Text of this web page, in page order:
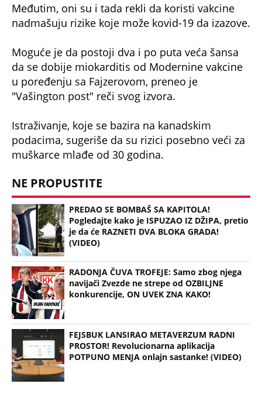
Međutim, oni su i tada rekli da koristi vakcine
nadmašuju rizike koje može kovid-19 da izazove.
Moguće je da postoji dva i po puta veća šansa
da se dobije miokarditis od Modernine vakcine
u poređenju sa Fajzerovom, preneo je
"Vašington post" reči svog izvora.
Istraživanje, koje se bazira na kanadskim
podacima, sugeriše da su rizici posebno veći za
muškarce mlađe od 30 godina.
NE PROPUSTITE
PREDAO SE BOMBAŠ SA KAPITOLA!
Pogledajte kako je ISPUZAO IZ DŽIPA, pretio
je da će RAZNETI DVA BLOKA GRADA!
(VIDEO)
RADONJA ČUVA TROFEJE: Samo zbog njega
navijači Zvezde ne strepe od OZBILJNE
konkurencije, ON UVEK ZNA KAKO!
FEJSBUK LANSIRAO METAVERZUM RADNI
PROSTOR! Revolucionarna aplikacija
POTPUNO MENJA onlajn sastanke! (VIDEO)